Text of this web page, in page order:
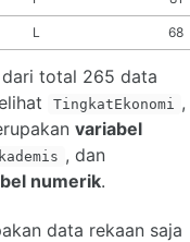
L 68
dari total 265 data
TingkatEkonomi ,
variabel
, dan
numerik.
data rekaan saja